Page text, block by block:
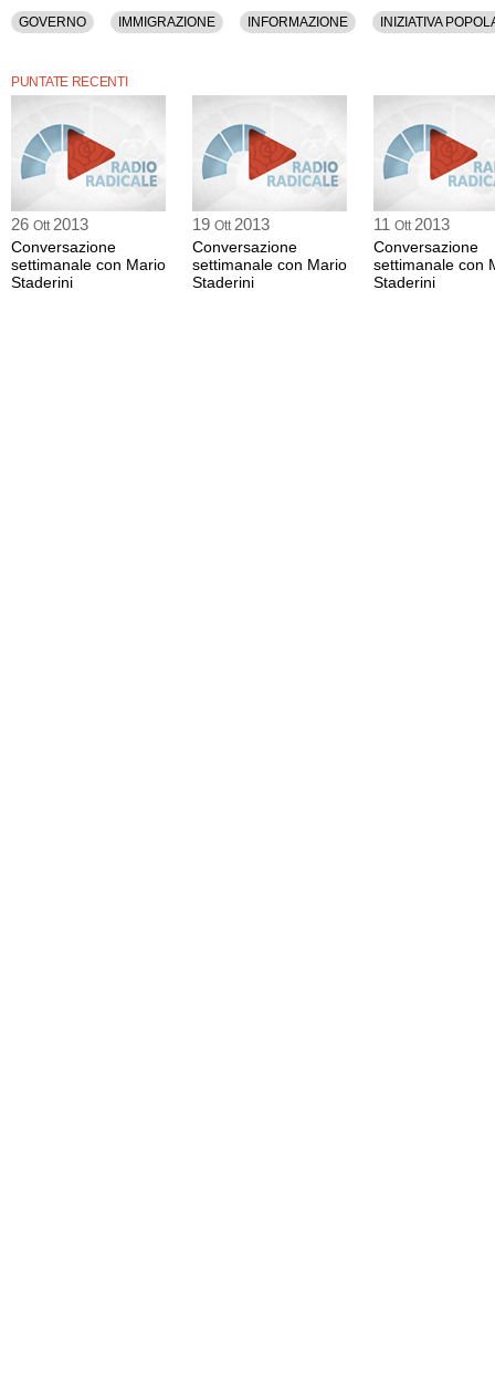
GOVERNO IMMIGRAZIONE INFORMAZIONE INIZIATIVA
REFERENDUM RIFORME ROMA
PUNTATE RECENTI
26 Ott 2013
Conversazione
settimanale con Mario
Staderini
19 Ott 2013
Conversazione
settimanale con Mario
Staderini
11 Ott 2013
Conversazione
settimanale con
Staderini